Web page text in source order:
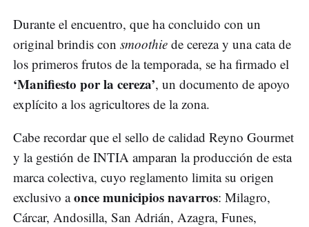
Durante el encuentro, que ha concluido con un
original brindis con smoothie de cereza y una cata de
los primeros frutos de la temporada, se ha firmado el
‘Manifiesto por la cereza’, un documento de apoyo
explícito a los agricultores de la zona.
Cabe recordar que el sello de calidad Reyno Gourmet
y la gestión de INTIA amparan la producción de esta
marca colectiva, cuyo reglamento limita su origen
exclusivo aonce municipios navarros: Milagro,
Cárcar, Andosilla, San Adrián, Azagra, Funes,